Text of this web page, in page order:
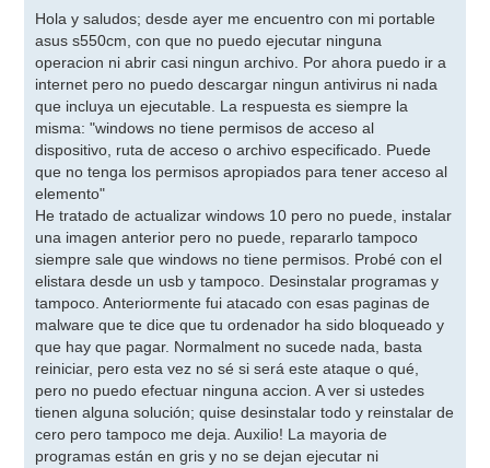
n
a
j
e
Hola y saludos; desde ayer me encuentro con mi portable
asus s550cm, con que no puedo ejecutar ninguna
operacion ni abrir casi ningun archivo. Por ahora puedo ir a
internet pero no puedo descargar ningun antivirus ni nada
que incluya un ejecutable. La respuesta es siempre la
misma: "windows no tiene permisos de acceso al
dispositivo, ruta de acceso o archivo especificado. Puede
que no tenga los permisos apropiados para tener acceso al
elemento"
He tratado de actualizar windows 10 pero no puede, instalar
una imagen anterior pero no puede, repararlo tampoco
siempre sale que windows no tiene permisos. Probé con el
elistara desde un usb y tampoco. Desinstalar programas y
tampoco. Anteriormente fui atacado con esas paginas de
malware que te dice que tu ordenador ha sido bloqueado y
que hay que pagar. Normalment no sucede nada, basta
reiniciar, pero esta vez no sé si será este ataque o qué,
pero no puedo efectuar ninguna accion. A ver si ustedes
tienen alguna solución; quise desinstalar todo y reinstalar de
cero pero tampoco me deja. Auxilio! La mayoria de
programas están en gris y no se dejan ejecutar ni